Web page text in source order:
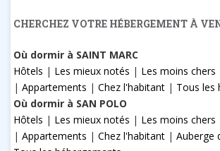
CHERCHEZ VOTRE HÉBERGEMENT À
Où dormir à SAINT MARC
Hôtels | Les mieux notés | Les moins chers
| Appartements | Chez l'habitant | Tous les
Où dormir à SAN POLO
Hôtels | Les mieux notés | Les moins chers
| Appartements | Chez l'habitant | Auberge